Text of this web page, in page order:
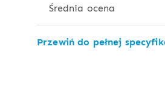
Średnia ocena
Przewiń do pełnej